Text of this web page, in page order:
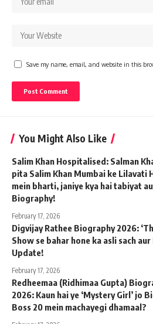
Save my name, email, and website in this
You Might Also Like
Salim Khan Hospitalised: Salman
pita Salim Khan Mumbai ke Lilavati
mein bharti, janiye kya hai tabiyat
Biography!
February 17, 2026
Digvijay Rathee Biography 2026:
Show se bahar hone ka asli sach
Update!
February 17, 2026
Redheemaa (Ridhimaa Gupta)
2026: Kaun hai ye ‘Mystery Girl’ jo
Boss 20 mein machayegi dhamaal?